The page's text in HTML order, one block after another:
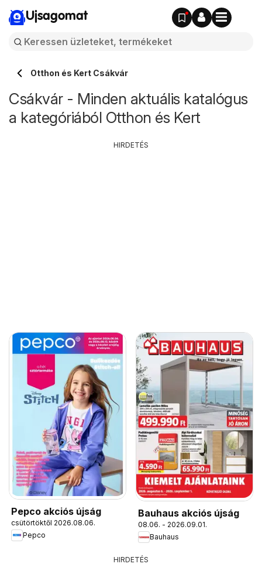
Ujsagomat
Otthon és Kert Csákvár
Csákvár - Minden aktuális katalógus
a kategóriából Otthon és Kert
Pepco akciós újság
csütörtöktől 2026.08.06.
Pepco
Bauhaus akciós újság
08.06. - 2026.09.01.
Bauhaus
HIRDETÉS
HIRDETÉS